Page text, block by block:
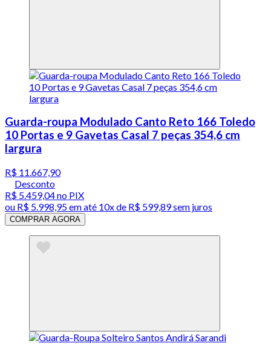
Guarda-roupa Modulado Canto Reto 166 Toledo
10 Portas e 9 Gavetas Casal 7 peças 354,6 cm
largura
R$ 11.667,90
Desconto
R$ 5.459,04no PIX
ou R$ 5.998,95em até 10x de R$ 599,89 sem juros
COMPRAR AGORA